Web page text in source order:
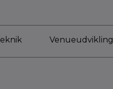
Venueudvikling